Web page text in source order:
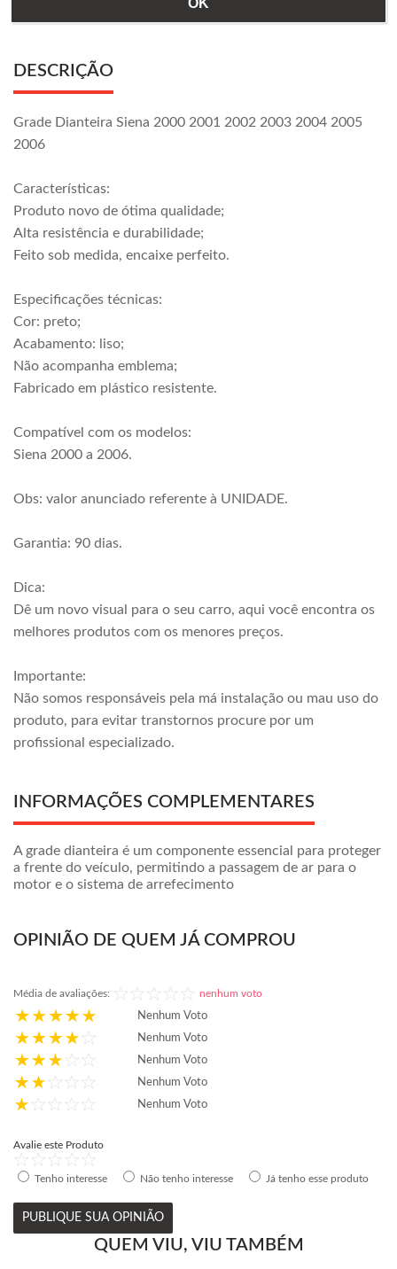
DESCRIÇÃO
Grade Dianteira Siena 2000 2001 2002 2003 2004 2005
2006
Características:
Produto novo de ótima qualidade;
Alta resistência e durabilidade;
Feito sob medida, encaixe perfeito.
Especificações técnicas:
Cor: preto;
Acabamento: liso;
Não acompanha emblema;
Fabricado em plástico resistente.
Compatível com os modelos:
Siena 2000 a 2006.
Obs: valor anunciado referente à UNIDADE.
Garantia: 90 dias.
Dica:
Dê um novo visual para o seu carro, aqui você encontra os
melhores produtos com os menores preços.
Importante:
Não somos responsáveis pela má instalação ou mau uso do
produto, para evitar transtornos procure por um
profissional especializado.
INFORMAÇÕES COMPLEMENTARES
A grade dianteira é um componente essencial para proteger
a frente do veículo, permitindo a passagem de ar para o
motor e o sistema de arrefecimento
OPINIÃO DE QUEM JÁ COMPROU
Média de avaliações: nenhum voto
Nenhum Voto
Nenhum Voto
Nenhum Voto
Nenhum Voto
Nenhum Voto
Avalie este Produto
Tenho interesse Não tenho interesse Já tenho esse produto
PUBLIQUE SUA OPINIÃO
QUEM VIU, VIU TAMBÉM